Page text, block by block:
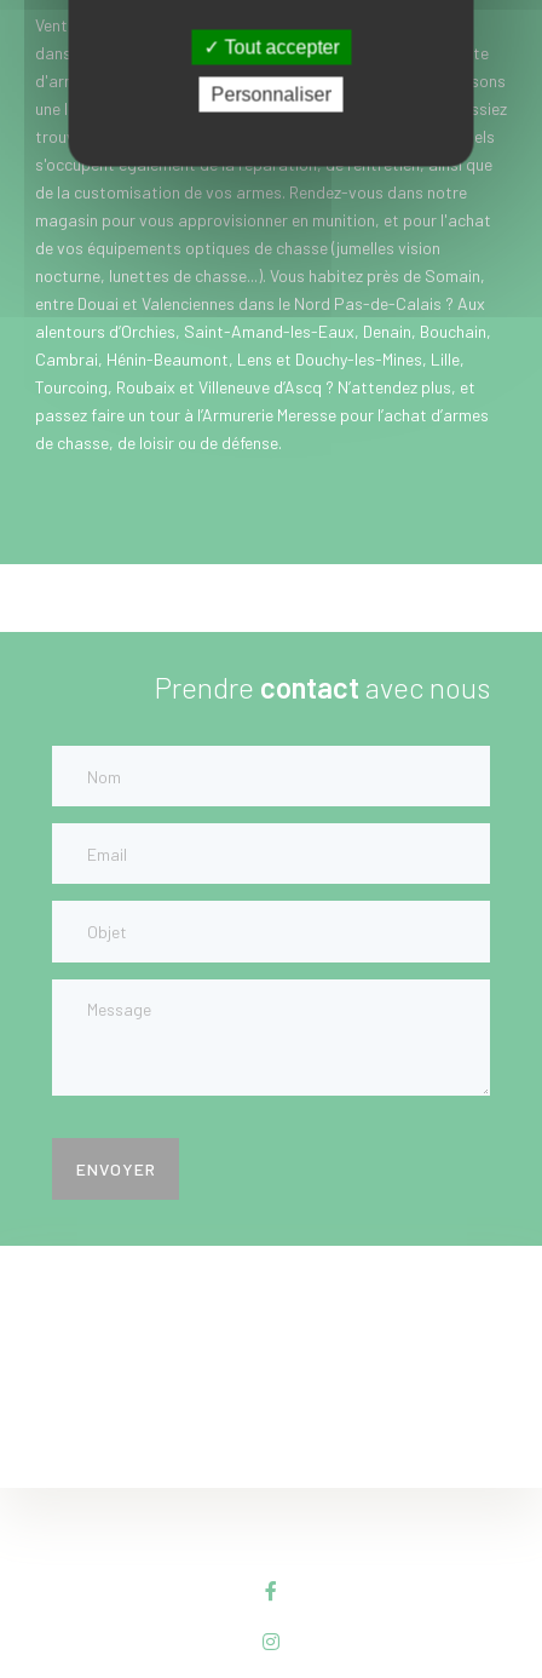
Vente d’armes neuves et d’occasion à Somain près de Douai
dans le Nord, l’Armurerie Meresse est spécialisée dans la vente
d'armes de chasse, de loisir et de défense. Nous vous proposons
une large gamme de marques et modèles, pour que vous puissiez
trouver rapidement chaussure à votre pied. Nos professionnels
s'occupent également de la réparation, de l'entretien, ainsi que
de la customisation de vos armes. Rendez-vous dans notre
magasin pour vous approvisionner en munition, et pour l'achat
de vos équipements optiques de chasse (jumelles vision
nocturne, lunettes de chasse...). Vous habitez près de Somain,
entre Douai et Valenciennes dans le Nord Pas-de-Calais ? Aux
alentours d’Orchies, Saint-Amand-les-Eaux, Denain, Bouchain,
Cambrai, Hénin-Beaumont, Lens et Douchy-les-Mines, Lille,
Tourcoing, Roubaix et Villeneuve d’Ascq ? N’attendez plus, et
passez faire un tour à l’Armurerie Meresse pour l’achat d’armes
de chasse, de loisir ou de défense.
Prendre contact avec nous
ENVOYER
Tout accepter
Personnaliser